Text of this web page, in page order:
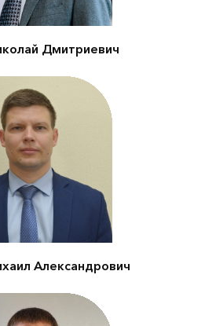
Дмитриевич
Заместитель
Комитета
окружающей
и обеспечению
Александрович